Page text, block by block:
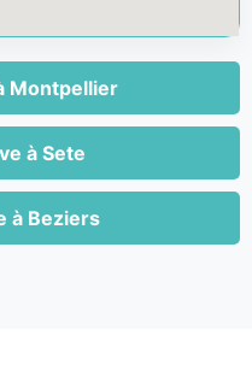
Montpellier
à Sete
à Beziers